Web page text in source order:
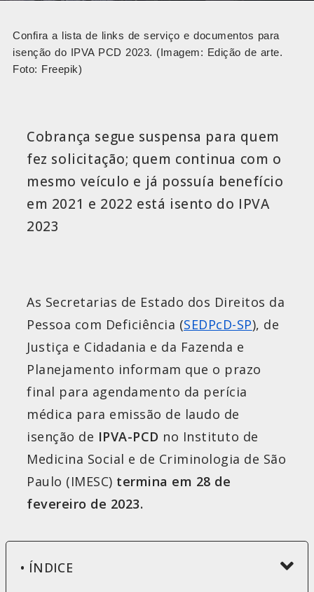
Confira a lista de links de serviço e documentos para
isenção do IPVA PCD 2023. (Imagem: Edição de arte.
Foto: Freepik)
Cobrança segue suspensa para quem
fez solicitação; quem continua com o
mesmo veículo e já possuía benefício
em 2021 e 2022 está isento do IPVA
2023
As Secretarias de Estado dos Direitos da
Pessoa com Deficiência (SEDPcD-SP), de
Justiça e Cidadania e da Fazenda e
Planejamento informam que o prazo
final para agendamento da perícia
médica para emissão de laudo de
isenção de IPVA-PCD no Instituto de
Medicina Social e de Criminologia de São
Paulo (IMESC) termina em 28 de
fevereiro de 2023.
• ÍNDICE